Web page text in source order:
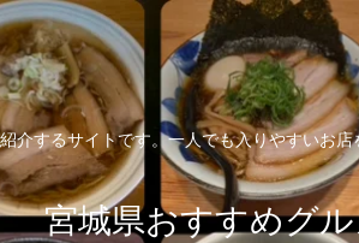
介するサイトです。一人でも入りやすいお
宮城県おすすめグ